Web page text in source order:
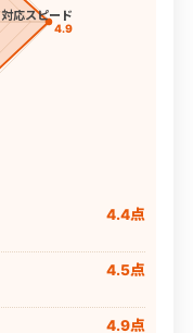
対応スピード
4.9
4.4点
4.5点
4.9点